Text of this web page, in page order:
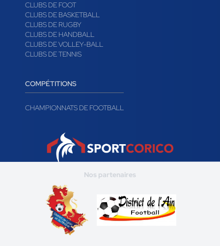
CLUBS DE FOOT
CLUBS DE BASKETBALL
CLUBS DE RUGBY
CLUBS DE HANDBALL
CLUBS DE VOLLEY-BALL
CLUBS DE TENNIS
COMPÉTITIONS
CHAMPIONNATS DE FOOTBALL
Nos partenaires